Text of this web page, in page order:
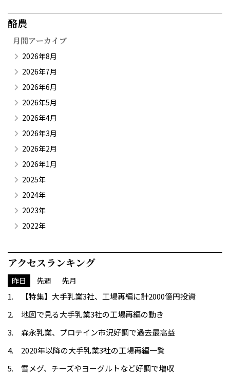
酪農​
月間アーカイブ
2026年8月
2026年7月
2026年6月
2026年5月
2026年4月
2026年3月
2026年2月
2026年1月
2025年
2024年
2023年
2022年
アクセスランキング
昨日 先週 先月
【特集】大手乳業3社、工場再編に計2000億円投資
地図で見る大手乳業3社の工場再編の動き
森永乳業、プロテイン市況好調で過去最高益
2020年以降の大手乳業3社の工場再編一覧
雪メグ、チーズやヨーグルトなど好調で増収